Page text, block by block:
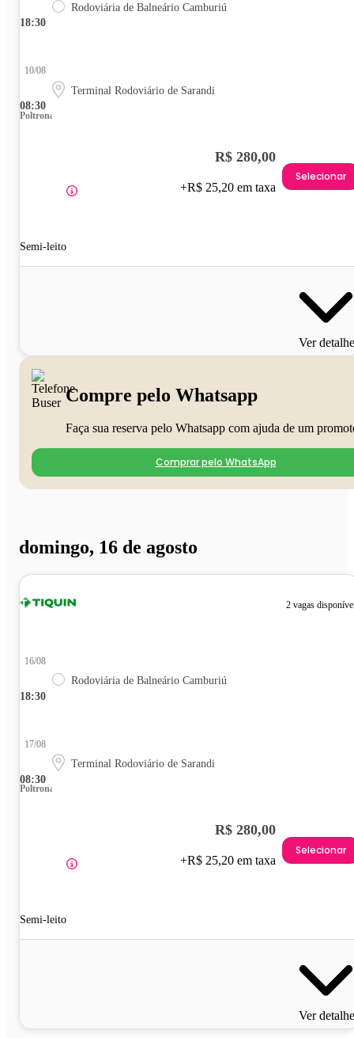
18:30
Rodoviária de Balneário Camburiú
08:30
10/08
Terminal Rodoviário de Sarandi
Poltrona
Semi-leito
R$ 280,00
+R$ 25,20 em taxa
Selecionar
Ver
Compre pelo Whatsapp
Faça sua reserva pelo Whatsapp com ajuda de um
Comprar pelo WhatsApp
domingo, 16 de agosto
2 vagas
18:30
16/08
Rodoviária de Balneário Camburiú
08:30
17/08
Terminal Rodoviário de Sarandi
Poltrona
Semi-leito
R$ 280,00
+R$ 25,20 em taxa
Selecionar
Ver